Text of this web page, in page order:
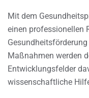
Mit dem
einen professionellen
Maßnahmen werden
Entwicklungsfelder
wissenschaftliche